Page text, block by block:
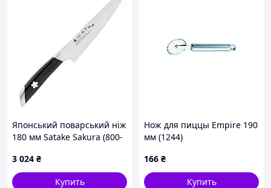
Японський поварський ніж
180 мм Satake Sakura (800-
3 024 ₴
Купить
Нож для пиццы Empire 190
мм (1244)
166 ₴
Купить